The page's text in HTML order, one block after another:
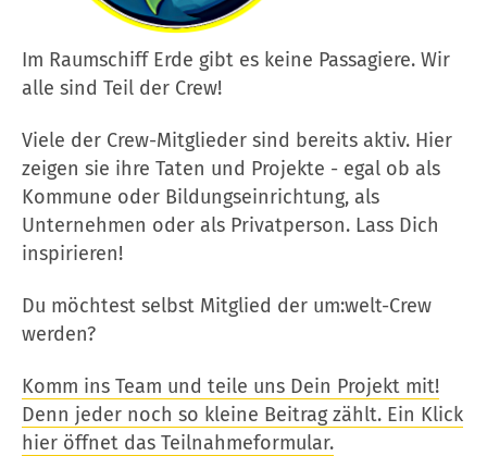
Im Raumschiff Erde gibt es keine Passagiere. Wir
alle sind Teil der Crew!
Viele der Crew-Mitglieder sind bereits aktiv. Hier
zeigen sie ihre Taten und Projekte - egal ob als
Kommune oder Bildungseinrichtung, als
Unternehmen oder als Privatperson. Lass Dich
inspirieren!
Du möchtest selbst Mitglied der um:welt-Crew
werden?
Komm ins Team und teile uns Dein Projekt mit!
Denn jeder noch so kleine Beitrag zählt. Ein Klick
hier öffnet das Teilnahmeformular.